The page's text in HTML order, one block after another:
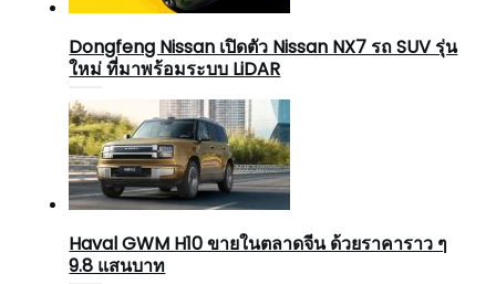
Dongfeng Nissan เปิดตัว Nissan NX7 รถ SUV รุ่น
ใหม่ ที่มาพร้อมระบบ LiDAR
Haval GWM H10 ขายในตลาดจีน ด้วยราคาราว ๆ
9.8 แสนบาท